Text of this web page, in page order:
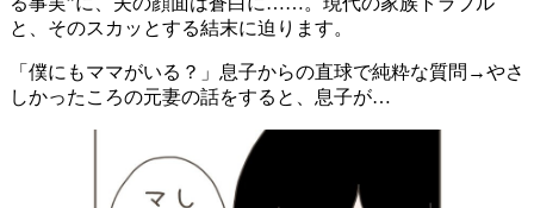
と、そのスカッとする結末に迫ります。
「僕にもママがいる？」息子からの直球で純粋な質問→やさ
しかったころの元妻の話をすると、息子が…